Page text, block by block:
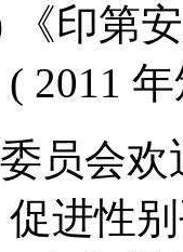
《印第
2011 年
员会
促进性